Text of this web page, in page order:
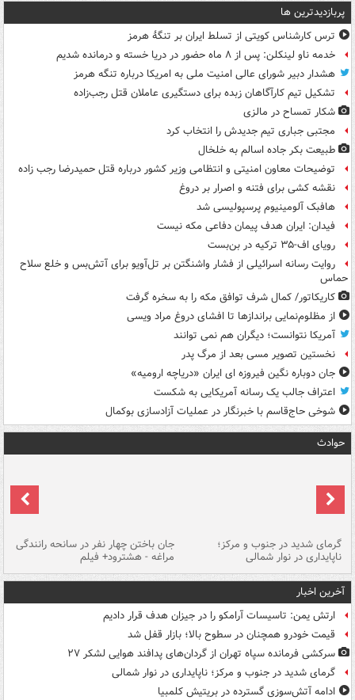
پربازدیدترین ها
ترس کارشناس کویتی از تسلط ایران بر تنگۀ هرمز
خدمه ناو لینکلن: پس از ۸ ماه حضور در دریا خسته و درمانده‌ شدیم
هشدار دبیر شورای عالی امنیت ملی به امریکا درباره تنگه هرمز
تشکیل تیم کارآگاهان زبده برای دستگیری عاملان قتل رجب‌زاده
شکار تمساح در مالزی
مجتبی جباری تیم جدیدش را انتخاب کرد
طبیعت بکر جاده اسالم به خلخال
توضیحات معاون امنیتی و انتظامی وزیر کشور درباره قتل حمیدرضا رجب زاده
نقشه کشی برای فتنه و اصرار بر دروغ
هافبک آلومینیوم پرسپولیسی شد
فیدان: ایران هدف پیمان دفاعی مکه نیست
رویای اف-۳۵ ترکیه در بن‌بست
روایت رسانه اسرائیلی از فشار واشنگتن بر تل‌آویو برای آتش‌بس و خلع سلاح
حماس
کاریکاتور/ کمال شرف توافق مکه را به سخره گرفت
از مظلوم‌نمایی براندازها تا افشای دروغ مراد ویسی
آمریکا نتوانست؛ دیگران هم نمی توانند
نخستین تصویر مسی بعد از مرگ پدر
جان دوباره نگین فیروزه ای ایران «دریاچه ارومیه»
اعتراف جالب یک رسانه آمریکایی به شکست
شوخی حاج‌قاسم با خبرنگار در عملیات آزادسازی بوکمال
حوادث
گرمای شدید در جنوب و مرکز؛
ناپایداری در نوار شمالی
جان باختن چهار نفر در سانحه رانندگی
مراغه - هشترود+ فیلم
آخرین اخبار
ارتش یمن: تاسیسات آرامکو را در جیزان هدف قرار دادیم
قیمت خودرو همچنان در سطوح بالا؛ بازار قفل شد
سرکشی فرمانده سپاه تهران از گردان‌های پدافند هوایی لشکر ۲۷
گرمای شدید در جنوب و مرکز؛ ناپایداری در نوار شمالی
ادامه آتش‌سوزی گسترده در بریتیش کلمبیا